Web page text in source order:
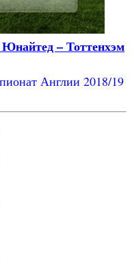
– Тоттенхэм
Англии 2018/19